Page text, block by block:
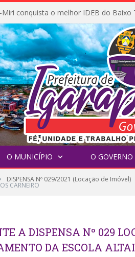
O MUNICÍPIO O GOVERNO
DISPENSA Nº 029/2021 (Locação de Imóvel)
CARNEIRO
A DISPENSA Nº 029
DA ESCOLA